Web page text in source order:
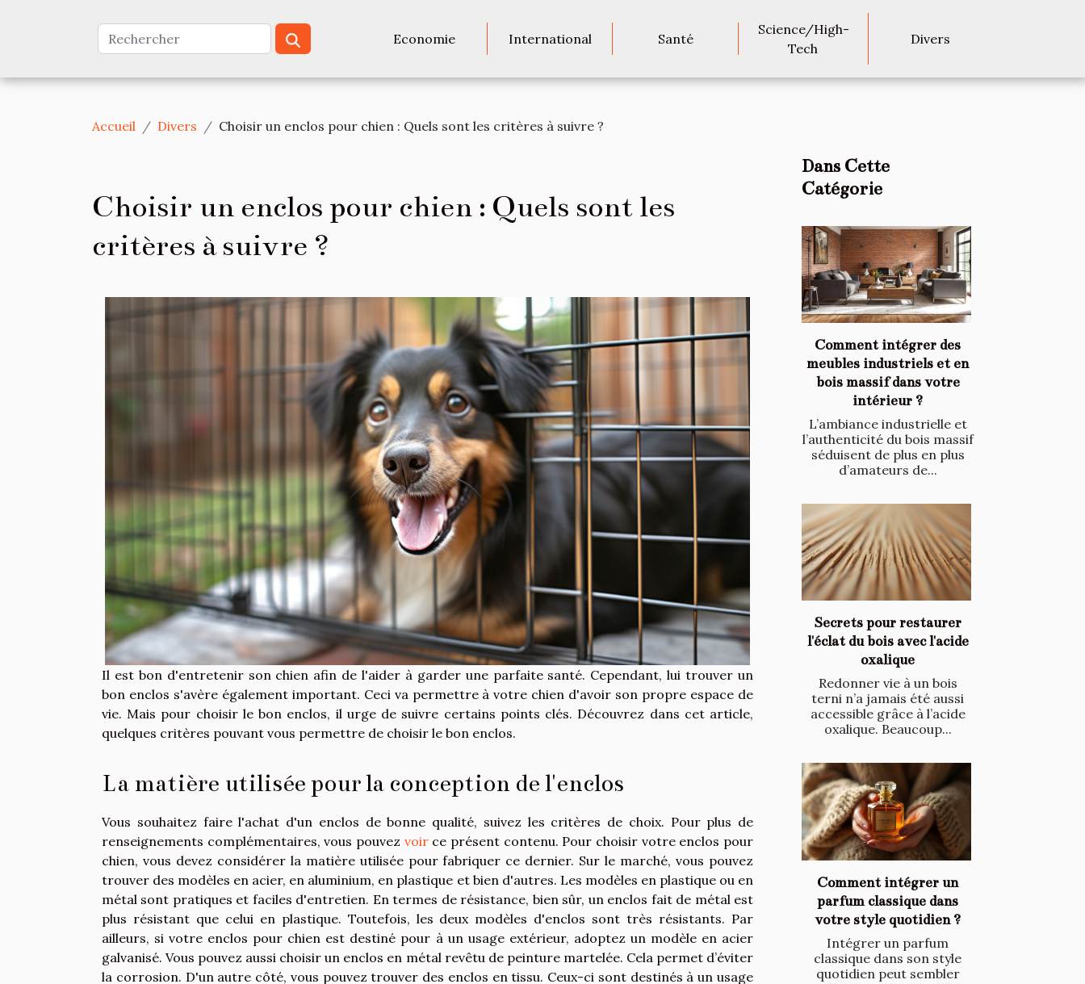
Economie International Santé
Science/High-
Tech
Divers
Accueil Divers Choisir un enclos pour chien : Quels sont les critères à suivre ?
Choisir un enclos pour chien : Quels sont les
critères à suivre ?
Il est bon d'entretenir son chien afin de l'aider à garder une parfaite santé. Cependant, lui trouver un
bon enclos s'avère également important. Ceci va permettre à votre chien d'avoir son propre espace de
vie. Mais pour choisir le bon enclos, il urge de suivre certains points clés. Découvrez dans cet article,
quelques critères pouvant vous permettre de choisir le bon enclos.
La matière utilisée pour la conception de l'enclos
Vous souhaitez faire l'achat d'un enclos de bonne qualité, suivez les critères de choix. Pour plus de
renseignements complémentaires, vous pouvez voir ce présent contenu. Pour choisir votre enclos pour
chien, vous devez considérer la matière utilisée pour fabriquer ce dernier. Sur le marché, vous pouvez
trouver des modèles en acier, en aluminium, en plastique et bien d'autres. Les modèles en plastique ou en
métal sont pratiques et faciles d'entretien. En termes de résistance, bien sûr, un enclos fait de métal est
plus résistant que celui en plastique. Toutefois, les deux modèles d'enclos sont très résistants. Par
ailleurs, si votre enclos pour chien est destiné pour à un usage extérieur, adoptez un modèle en acier
galvanisé. Vous pouvez aussi choisir un enclos en métal revêtu de peinture martelée. Cela permet d’éviter
la corrosion. D'un autre côté, vous pouvez trouver des enclos en tissu. Ceux-ci sont destinés à un usage
Dans Cette
Catégorie
Comment intégrer des
meubles industriels et en
bois massif dans votre
intérieur ?
L’ambiance industrielle et
l’authenticité du bois massif
séduisent de plus en plus
d’amateurs de...
Secrets pour restaurer
l'éclat du bois avec l'acide
oxalique
Redonner vie à un bois
terni n’a jamais été aussi
accessible grâce à l’acide
oxalique. Beaucoup...
Comment intégrer un
parfum classique dans
votre style quotidien ?
Intégrer un parfum
classique dans son style
quotidien peut sembler